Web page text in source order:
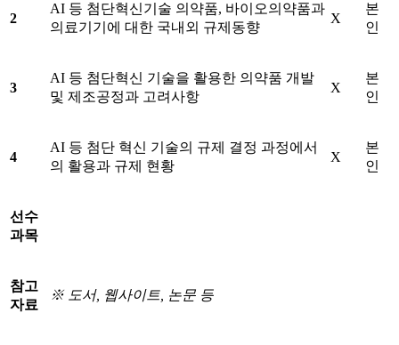
2
AI 등 첨단혁신기술 의약품, 바이오의약품과
의료기기에 대한 국내외 규제동향
X
본
인
3
AI 등 첨단혁신 기술을 활용한 의약품 개발
및 제조공정과 고려사항
X
본
인
4
AI 등 첨단 혁신 기술의 규제 결정 과정에서
의 활용과 규제 현황
X
본
인
선수
과목
참고
자료
※ 도서, 웹사이트 논문 등